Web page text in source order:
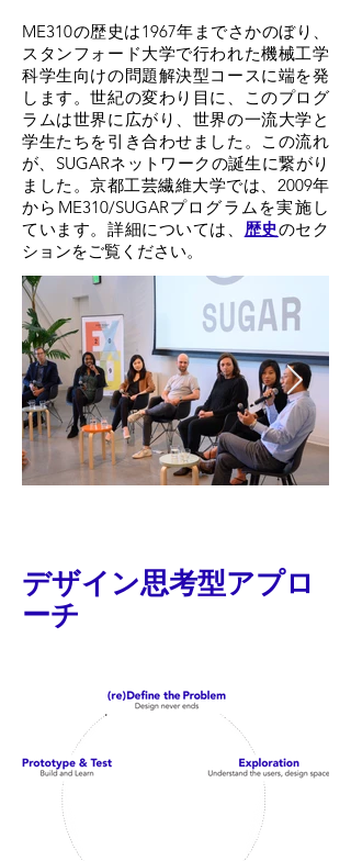
ME310の歴史は1967年までさかのぼり、
スタンフォード大学で行われた機械工学
科学生向けの問題解決型コースに端を発
します。世紀の変わり目に、このプログ
ラムは世界に広がり、世界の一流大学と
学生たちを引き合わせました。この流れ
が、SUGARネットワークの誕生に繋がり
ました。京都工芸繊維大学では、2009年
からME310/SUGARプログラムを実施し
ています。詳細については、 歴史のセク
ションをご覧ください。
デザイン思考型アプロ
ーチ